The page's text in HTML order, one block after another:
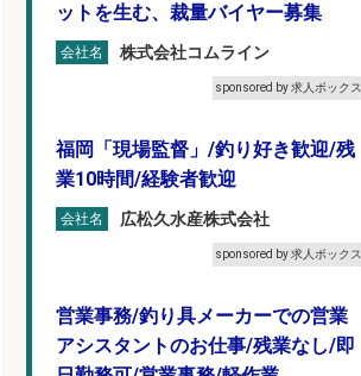
ットを生む、裁量バイヤー募集
会社名 株式会社コムライン
sponsored by 求人ボックス
福岡「現場監督」/釣り好き歓迎/残
業10時間/経験者歓迎
会社名 広松久水産株式会社
sponsored by 求人ボックス
営業事務/釣り具メーカーでの営業
アシスタントのお仕事/残業なし/即